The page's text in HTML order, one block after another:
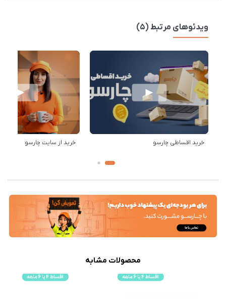
ویدئوهای مرتبط (5)
خرید اقساطی چارسو خرید از سایت چارسو
محصولات مشابه